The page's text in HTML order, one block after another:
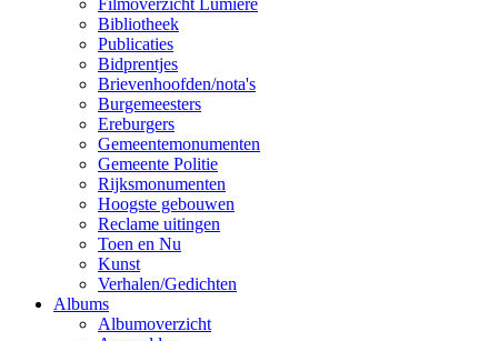
Filmoverzicht Lumière
Bibliotheek
Publicaties
Bidprentjes
Brievenhoofden/nota's
Burgemeesters
Ereburgers
Gemeentemonumenten
Gemeente Politie
Rijksmonumenten
Hoogste gebouwen
Reclame uitingen
Toen en Nu
Kunst
Verhalen/Gedichten
Albums
Albumoverzicht